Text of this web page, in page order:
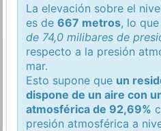
La elevación sobre el
es de667 metros, lo
de 74,0 milibares de
respecto a la presión
mar.
Esto supone que un
dispone de un aire con
atmosférica de 92,69%
presión atmosférica a